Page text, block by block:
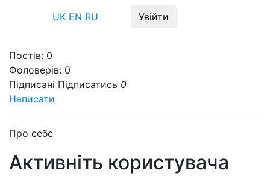
UK EN RU Увійти
Постів: 0
Фоловерів: 0
Підписані Підписатись 0
Написати
Про себе
Активніть користувача